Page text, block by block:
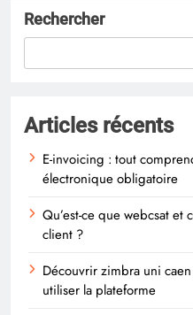
Rechercher
Articles récents
E-invoicing : tout
électronique obligatoire
Qu’est-ce que webcsat et
client ?
Découvrir zimbra uni
utiliser la plateforme